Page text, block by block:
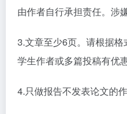
由作者自行承担责任。涉
3.文章至少6页。请根据格
学生作者或多篇投稿有优惠
4.只做报告不发表论文的